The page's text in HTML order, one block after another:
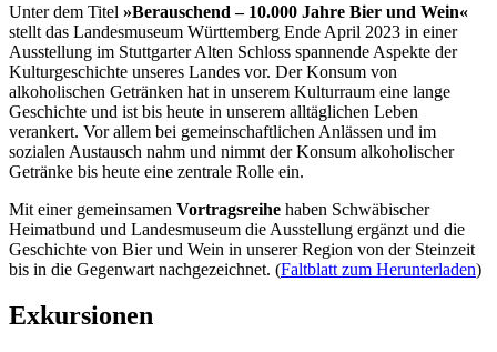
Unter dem Titel »Berauschend – 10.000 Jahre Bier und Wein«
stellt das Landesmuseum Württemberg Ende April 2023 in einer
Ausstellung im Stuttgarter Alten Schloss spannende Aspekte der
Kulturgeschichte unseres Landes vor. Der Konsum von
alkoholischen Getränken hat in unserem Kulturraum eine lange
Geschichte und ist bis heute in unserem alltäglichen Leben
verankert. Vor allem bei gemeinschaftlichen Anlässen und im
sozialen Austausch nahm und nimmt der Konsum alkoholischer
Getränke bis heute eine zentrale Rolle ein.
Mit einer gemeinsamen Vortragsreihe haben Schwäbischer
Heimatbund und Landesmuseum die Ausstellung ergänzt und die
Geschichte von Bier und Wein in unserer Region von der Steinzeit
bis in die Gegenwart nachgezeichnet. (Faltblatt zum Herunterladen)
Exkursionen